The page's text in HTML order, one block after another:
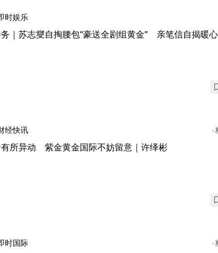
时娱乐
｜苏志燮自掏腰包“豪送全剧组黄金” 亲笔信自揭暖
经快讯
所异动 紫金黄金国际不妨留意｜许绎彬
时国际